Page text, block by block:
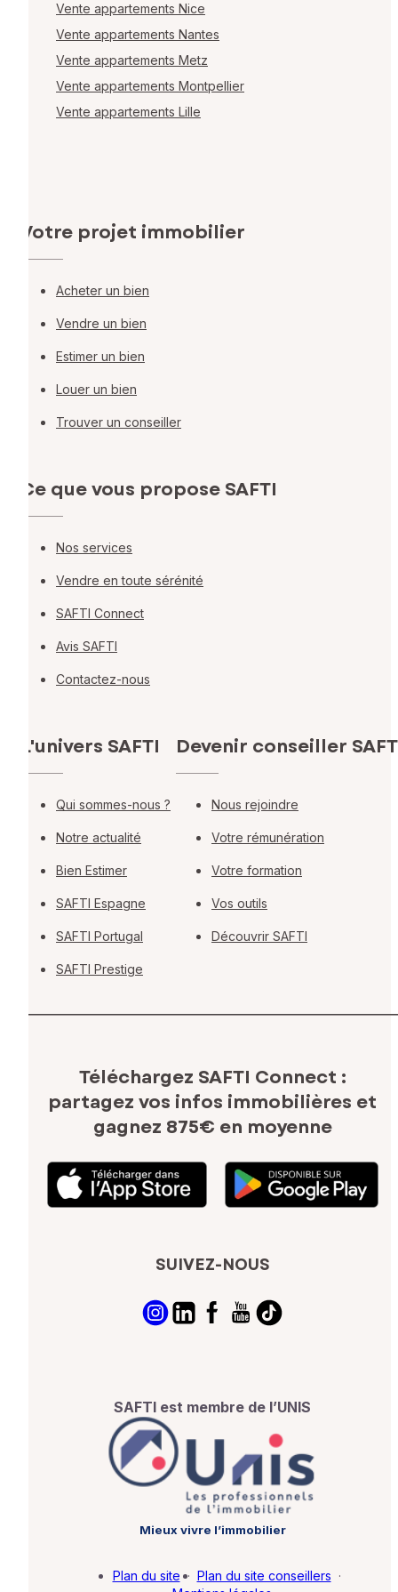
Vente appartements Nice
Vente appartements Nantes
Vente appartements Metz
Vente appartements Montpellier
Vente appartements Lille
Votre projet immobilier
Acheter un bien
Vendre un bien
Estimer un bien
Louer un bien
Trouver un conseiller
Ce que vous propose SAFTI
Nos services
Vendre en toute sérénité
SAFTI Connect
Avis SAFTI
Contactez-nous
L'univers SAFTI
Qui sommes-nous ?
Notre actualité
Bien Estimer
SAFTI Espagne
SAFTI Portugal
SAFTI Prestige
Devenir conseiller
Nous rejoindre
Votre rémunération
Votre formation
Vos outils
Découvrir SAFTI
Téléchargez SAFTI Connect :
partagez vos infos immobilières et
gagnez 875€ en moyenne
SUIVEZ-NOUS
SAFTI est membre de l’UNIS
Mieux vivre l’immobilier
Plan du site · Plan du site conseillers ·